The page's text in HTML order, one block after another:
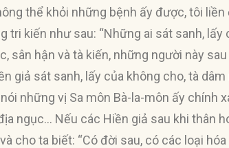
thể khỏi những bệnh ấy được, tôi liền
kiến như sau: “Những ai sát sanh, lấy
sân hận và tà kiến, những người này
giả sát sanh, lấy của không cho, tà
những vị Sa môn Bà-la-môn ấy chính
ngục… Nếu các Hiền giả sau khi thân
cho ta biết: “Có đời sau, có các loại